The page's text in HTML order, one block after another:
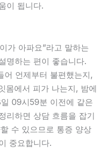
이 됩니다.
가 아파요”라고 말하는
명하는 편이 좋습니다.
언제부터 불편했는지,
몸에서 피가 나는지, 밤에
09시59분 이전에 같은
리하면 상담 흐름을 잡기
수 있으므로 통증 양상
중요합니다.